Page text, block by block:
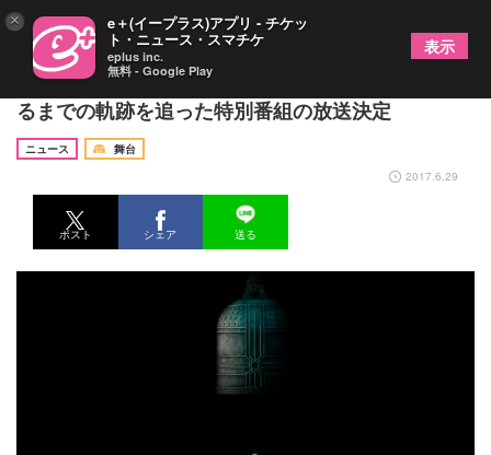
坂東玉三郎×鼓童の共演作『幽玄』 東京公演に至
るまでの軌跡を追った特別番組の放送決定
ニュース
舞台
2017.6.29
ポスト シェア 送る
× e＋(イープラス)アプリ - チケッ
ト・ニュース・スマチケ
eplus inc.
無料 - Google Play
表示